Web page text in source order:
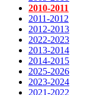
2010-2011
2011-2012
2012-2013
2022-2023
2013-2014
2014-2015
2025-2026
2023-2024
2021-2022